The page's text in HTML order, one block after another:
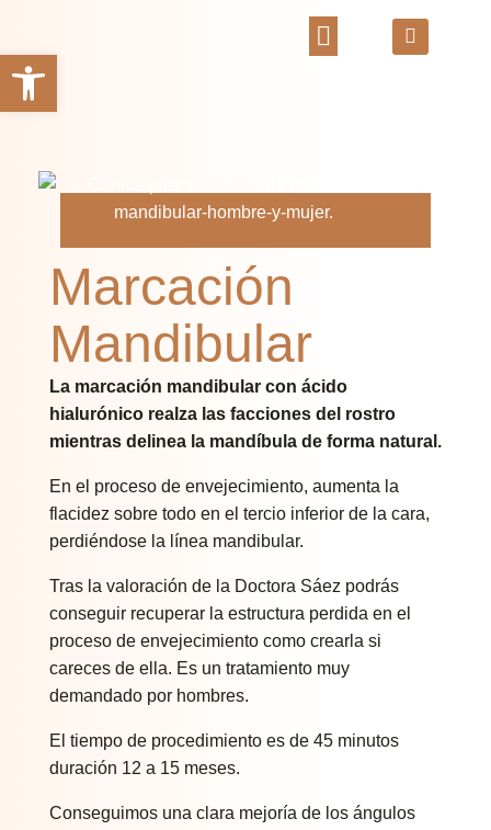
Marcación
Mandibular
La marcación mandibular con ácido
hialurónico realza las facciones del rostro
mientras delinea la mandíbula de forma natural.
En el proceso de envejecimiento, aumenta la
flacidez sobre todo en el tercio inferior de la cara,
perdiéndose la línea mandibular.
Tras la valoración de la Doctora Sáez podrás
conseguir recuperar la estructura perdida en el
proceso de envejecimiento como crearla si
careces de ella. Es un tratamiento muy
demandado por hombres.
El tiempo de procedimiento es de 45 minutos
duración 12 a 15 meses.
Conseguimos una clara mejoría de los ángulos
Abrir barra de herramientas